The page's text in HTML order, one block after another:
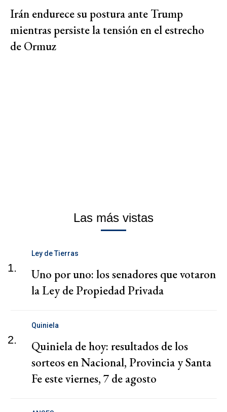
Irán endurece su postura ante Trump
mientras persiste la tensión en el estrecho
de Ormuz
Las más vistas
1.
Ley de Tierras
Uno por uno: los senadores que votaron
la Ley de Propiedad Privada
2.
Quiniela
Quiniela de hoy: resultados de los
sorteos en Nacional, Provincia y Santa
Fe este viernes, 7 de agosto